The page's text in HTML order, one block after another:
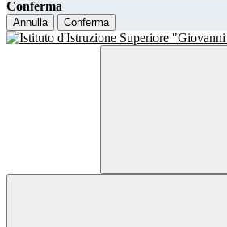
Conferma
Annulla Conferma